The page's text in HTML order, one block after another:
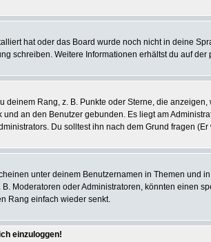
hat oder das Board wurde noch nicht in deine
schreiben. Weitere Informationen erhältst du auf
Rang, z. B. Punkte oder Sterne, die
an den Benutzer gebunden. Es liegt am
Du solltest ihn nach dem Grund fragen
unter deinem Benutzernamen in Themen
Moderatoren oder Administratoren, könnten einen
Rang einfach wieder senkt.
einzuloggen!